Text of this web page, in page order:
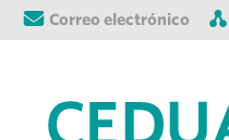
Correo electrónico